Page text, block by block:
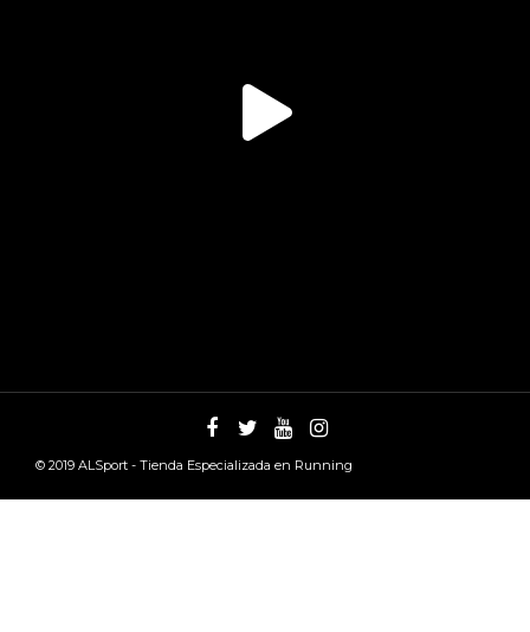
© 2019 ALSport - Tienda Especializada en Running